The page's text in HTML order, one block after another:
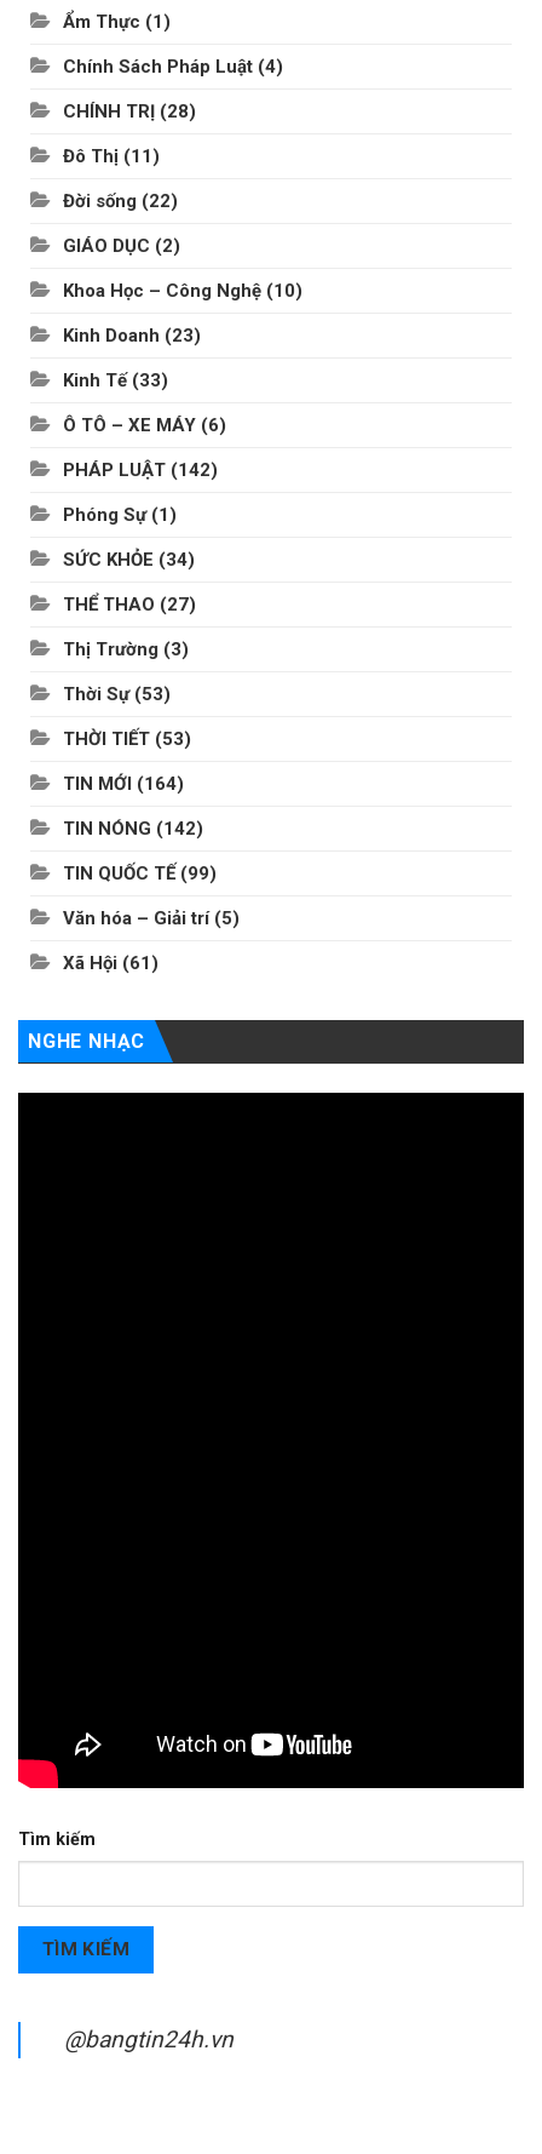
Ẩm Thực (1)
Chính Sách Pháp Luật (4)
CHÍNH TRỊ (28)
Đô Thị (11)
Đời sống (22)
GIÁO DỤC (2)
Khoa Học – Công Nghệ (10)
Kinh Doanh (23)
Kinh Tế(33)
Ô TÔ – XE MÁY (6)
PHÁP LUẬT (142)
Phóng Sự(1)
SỨC KHỎE (34)
THỂ THAO (27)
Thị Trường (3)
Thời Sự(53)
THỜI TIẾT (53)
TIN MỚI (164)
TIN NÓNG (142)
TIN QUỐC TẾ (99)
Văn hóa – Giải trí(5)
Xã Hội (61)
NGHE NHẠC
Tìm kiếm
TÌM KIẾM
@bangtin24h.vn